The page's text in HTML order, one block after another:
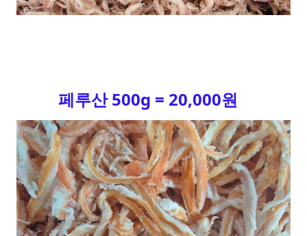
페루산 500g = 20,000원